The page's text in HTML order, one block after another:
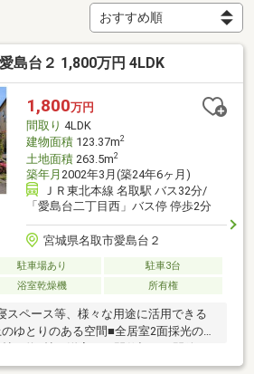
島台２ 1,800万円 4LDK
1,800万円
間取り 4LDK
建物面積123.37m2
土地面積263.5m2
築年月 2002年3月(築24年6ヶ月)
ＪＲ東北本線 名取駅 バス32分/
「愛島台二丁目西」バス停 停歩2分
宮城県名取市愛島台２
駐車場あり
駐車3台
浴室乾燥機 所有権
スペース等、様々な用途に活用できる
ゆとりのある空間■全居室2面採光のた
ライフスタイルに合わせて、広々とし